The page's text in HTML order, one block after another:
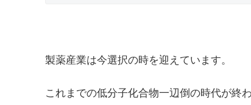
製薬産業は今選択の時を迎えています。
これまでの低分子化合物一辺倒の時代が終